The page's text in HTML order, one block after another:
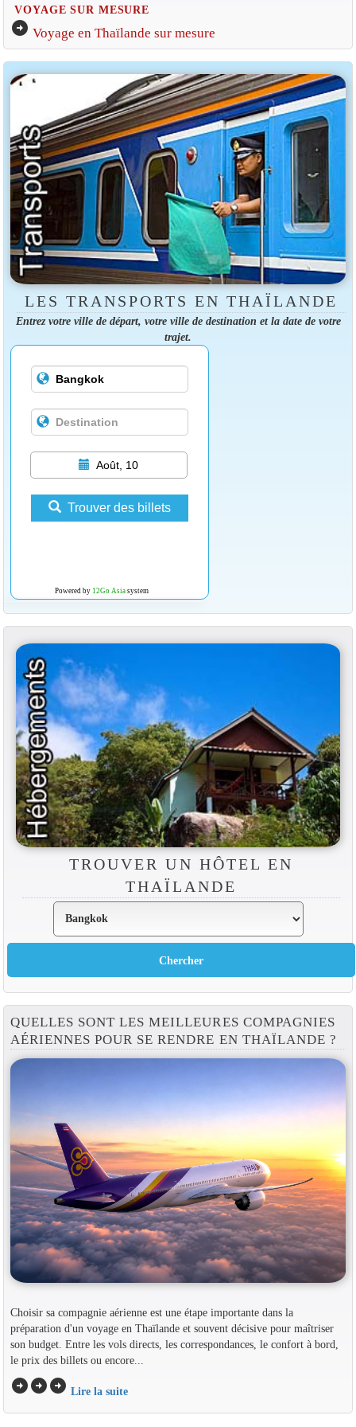
VOYAGE SUR MESURE
arrow_circle_right Voyage en Thaïlande sur mesure
LES TRANSPORTS EN THAÏLANDE
Entrez votre ville de départ, votre ville de destination et la date de votre
trajet.
Août, 10
Trouver des billets
Powered by 12Go Asiasystem
TROUVER UN HÔTEL EN
THAÏLANDE
QUELLES SONT LES MEILLEURES COMPAGNIES
AÉRIENNES POUR SE RENDRE EN THAÏLANDE ?
Choisir sa compagnie aérienne est une étape importante dans la
préparation d'un voyage en Thaïlande et souvent décisive pour maîtriser
son budget. Entre les vols directs, les correspondances, le confort à bord,
le prix des billets ou encore...
arrow_circle_rightarrow_circle_rightarrow_circle_right Lire la suite